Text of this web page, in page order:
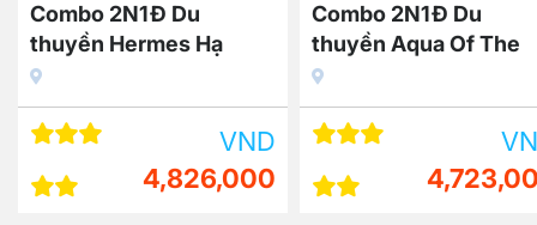
Du
Hạ
ăn + vé
rẻ
VND
4,826,000
Combo 2N1Đ Du
thuyền Aqua Of The
Sea Hạ Long 5 sao xe
Limousine/vé máy bay
VND
4,723,000
miễn